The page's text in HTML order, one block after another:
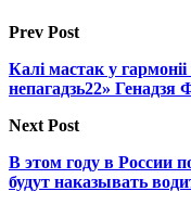
Prev Post
Калі мастак у
непагадзь22» Генадзя
Next Post
В этом году в России
будут наказывать